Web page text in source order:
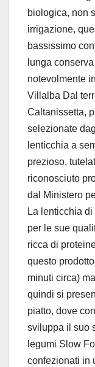
biologica, non
irrigazione,
bassissimo
lunga
notevolmente
Villalba Dal
Caltanissetta,
selezionate
lenticchia a
prezioso,
riconosciuto
dal Ministero
La lenticchia
per le sue
ricca di
questo
minuti circa)
quindi si
piatto, dove
sviluppa il suo
legumi Slow
confezionati in